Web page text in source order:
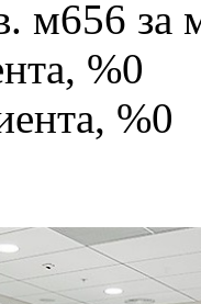
м656 за
%0
%0